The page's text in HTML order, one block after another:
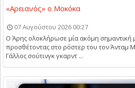
«Αρειανός» ο Μοκόκα
07 Αυγούστου 2026 00:27
Ο Άρης ολοκλήρωσε μία ακόμη σημαντική
προσθέτοντας στο ρόστερ του τον Άνταμ
Γάλλος σούτινγκ γκαρντ ...